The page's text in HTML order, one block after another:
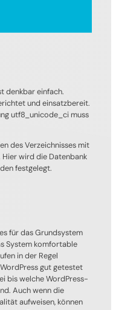
denkbar einfach.
und einsatzbereit.
utf8_unicode_ci muss
des Verzeichnisses mit
wird die Datenbank
festgelegt.
für das Grundsystem
System komfortable
in der Regel
gut getestet
bis welche WordPress-
Auch wenn die
aufweisen, können